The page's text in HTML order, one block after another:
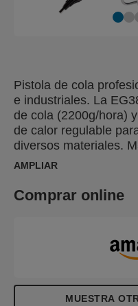
Pistola de cola
e industriales. La
de cola (2200g/hora)
de calor regulable
diversos materiales.
interruptor on/off y
barras de cola Rapid
AMPLIAR
Comprar online
MUESTRA